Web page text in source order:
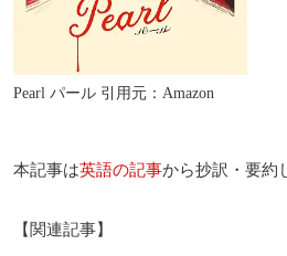
Pearl パール 引用元：Amazon
本記事は英語の記事から抄訳・要約
【関連記事】